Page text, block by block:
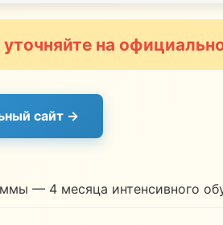
уточняйте на
сайт →
— 4 месяца интенсивного